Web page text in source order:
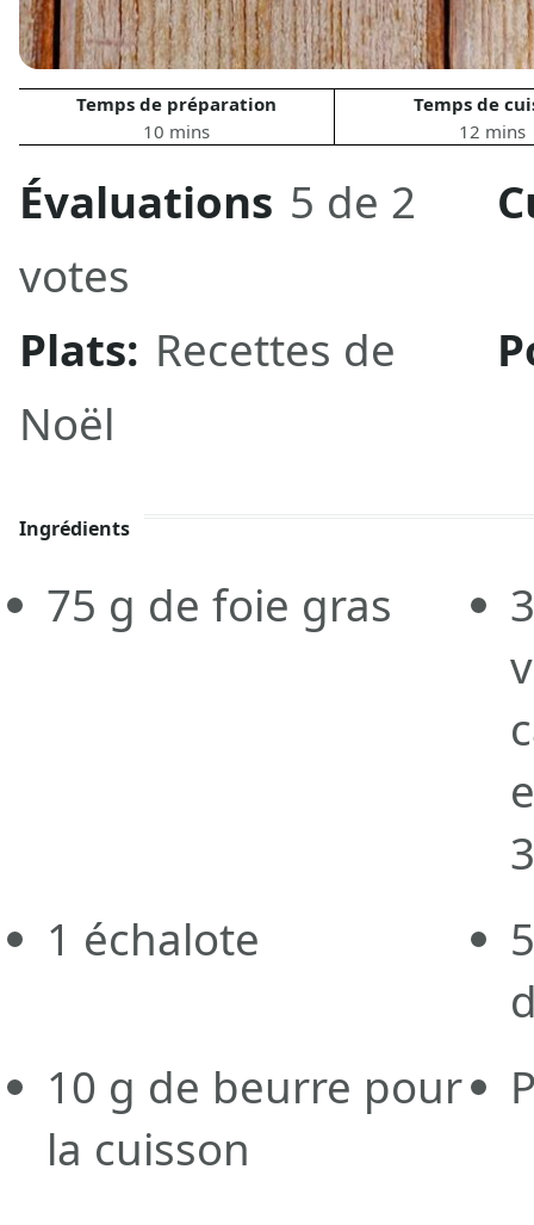
Temps de préparation
10 mins
Temps de
12 mins
Évaluations 5 de 2
votes
Plats: Recettes de
Noël
Ingrédients
75 g de foie gras
1 échalote
10 g de beurre pour
la cuisson